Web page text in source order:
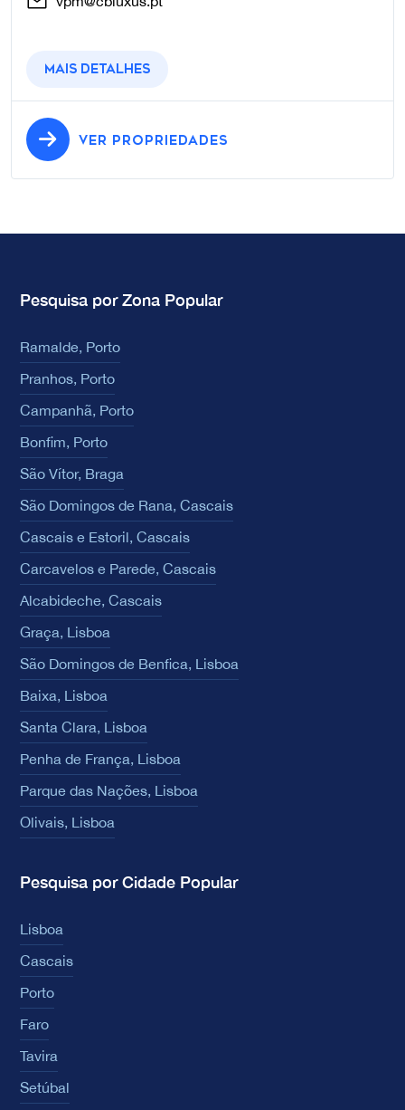
Mais detalhes
VER PROPRIEDADES
Pesquisa por Zona Popular
Ramalde, Porto
Pranhos, Porto
Campanhã, Porto
Bonfim, Porto
São Vítor, Braga
São Domingos de Rana, Cascais
Cascais e Estoril, Cascais
Carcavelos e Parede, Cascais
Alcabideche, Cascais
Graça, Lisboa
São Domingos de Benfica, Lisboa
Baixa, Lisboa
Santa Clara, Lisboa
Penha de França, Lisboa
Parque das Nações, Lisboa
Olivais, Lisboa
Pesquisa por Cidade Popular
Lisboa
Cascais
Porto
Faro
Tavira
Setúbal